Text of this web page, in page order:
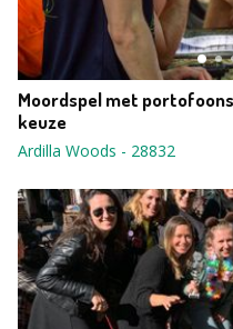
Moordspel met
keuze
Ardilla Woods - 28832